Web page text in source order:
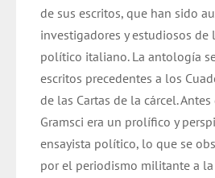
de sus escritos, que han sido
investigadores y estudiosos
político italiano. La antología
escritos precedentes a los
de las Cartas de la cárcel.
Gramsci era un prolífico y
ensayista político, lo que se
por el periodismo militante a